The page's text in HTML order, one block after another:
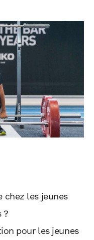
chez les jeunes
?
pour les jeunes